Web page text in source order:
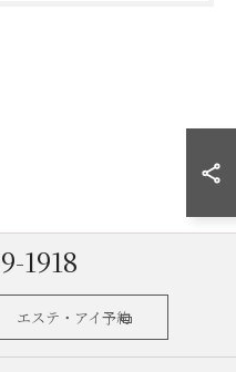
1918
エステ・アイ予約